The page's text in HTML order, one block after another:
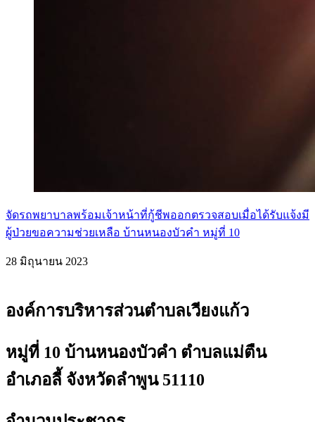
จัดรถพยาบาลพร้อมเจ้าหน้าที่กู้ชีพออกตรวจสอบเมื่อได้รับแจ้งมี
ผู้ป่วยขอความช่วยเหลือ บ้านหนองบัวคำ หมู่ที่ 10
28 มิถุนายน 2023
องค์การบริหารส่วนตำบลเวียงแก้ว
หมู่ที่ 10 บ้านหนองบัวคำ ตำบลแม่ตืน
อำเภอลี้ จังหวัดลำพูน 51110